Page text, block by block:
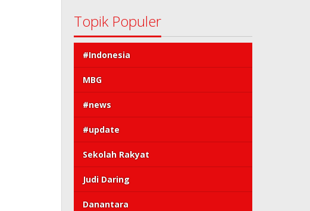
Topik Populer
#Indonesia
MBG
#news
#update
Sekolah Rakyat
Judi Daring
Danantara